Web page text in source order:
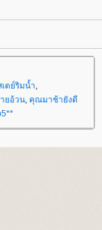
ตย์ริมน้ำ,
ยอ้วน, คุณมาช้ายังดี